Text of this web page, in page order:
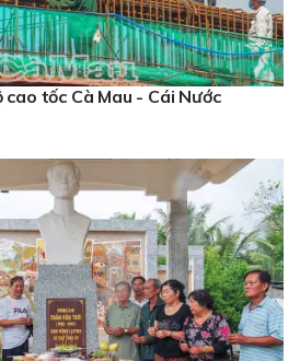
tốc Cà Mau - Cái Nước